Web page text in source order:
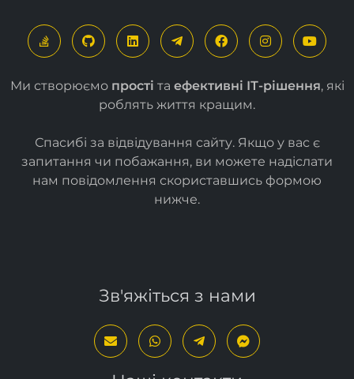
Ми створюємо прості та ефективні ІТ-рішення, які
роблять життя кращим.
Спасибі за відвідування сайту. Якщо у вас є
запитання чи побажання, ви можете надіслати
нам повідомлення скориставшись формою
нижче.
Зв'яжіться з нами